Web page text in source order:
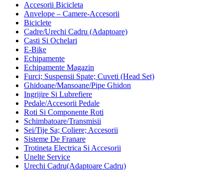
Accesorii Bicicleta
Anvelope – Camere-Accesorii
Biciclete
Cadre/Urechi Cadru (Adaptoare)
Casti Si Ochelari
E-Bike
Echipamente
Echipamente Magazin
Furci; Suspensii Spate; Cuveti (Head Set)
Ghidoane/Mansoane/Pipe Ghidon
Ingrijire Si Lubrefiere
Pedale/Accesorii Pedale
Roti Si Componente Roti
Schimbatoare/Transmisii
Sei/Tije Sa; Coliere; Accesorii
Sisteme De Franare
Trotineta Electrica Si Accesorii
Unelte Service
Urechi Cadru(Adaptoare Cadru)